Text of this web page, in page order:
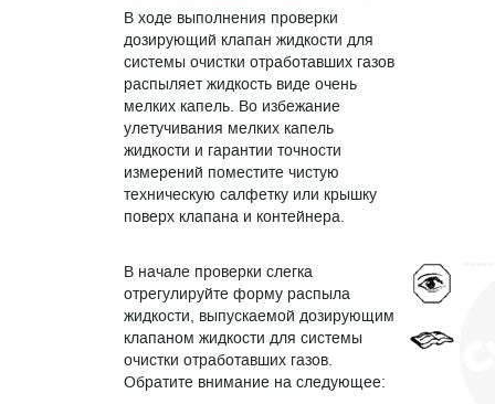
В ходе выполнения проверки
дозирующий клапан жидкости для
системы очистки отработавших газов
распыляет жидкость виде очень
мелких капель. Во избежание
улетучивания мелких капель
жидкости и гарантии точности
измерений поместите чистую
техническую салфетку или крышку
поверх клапана и контейнера.
В начале проверки слегка
отрегулируйте форму распыла
жидкости, выпускаемой дозирующим
клапаном жидкости для системы
очистки отработавших газов.
Обратите внимание на следующее: